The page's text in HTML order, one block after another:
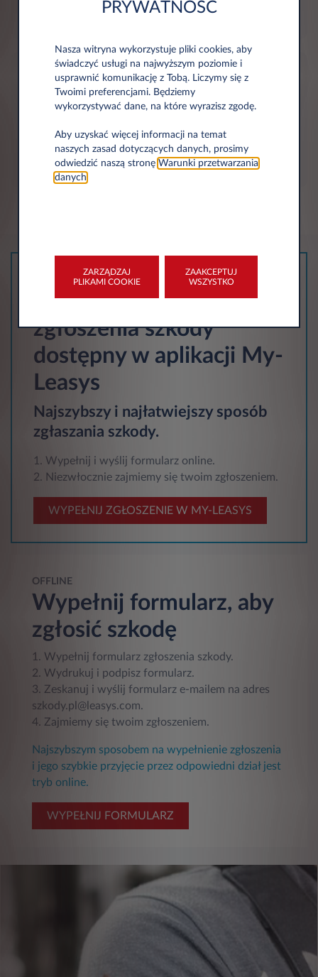
Zderzenie z przeszkodą
Wypełnij formularz
zgłoszenia szkody
dostępny w aplikacji My-
Leasys
Najszybszy i najłatwiejszy sposób
zgłaszania szkody.
1. Wypełnij i wyślij formularz online.
2. Niezwłocznie zajmiemy się twoim zgłoszeniem.
WYPEŁNIJ ZGŁOSZENIE W MY-LEASYS
OFFLINE
Wypełnij formularz, aby
zgłosić szkodę
1. Wypełnij formularz zgłoszenia szkody.
2. Wydrukuj i podpisz formularz.
3. Zeskanuj i wyślij formularz e-mailem na adres
szkody.pl@leasys.com.
4. Zajmiemy się twoim zgłoszeniem.
Najszybszym sposobem na wypełnienie zgłoszenia
i jego szybkie przyjęcie przez odpowiedni dział jest
tryb online.
WYPEŁNIJ FORMULARZ
PRYWATNOŚĆ
Nasza witryna wykorzystuje pliki cookies, aby
świadczyć usługi na najwyższym poziomie i
usprawnić komunikację z Tobą. Liczymy się z
Twoimi preferencjami. Będziemy
wykorzystywać dane, na które wyrazisz zgodę.
Aby uzyskać więcej informacji na temat
naszych zasad dotyczących danych, prosimy
odwiedzić naszą stronę Warunki przetwarzania
danych.
ZARZĄDZAJ
PLIKAMI COOKIE
ZAAKCEPTUJ
WSZYSTKO